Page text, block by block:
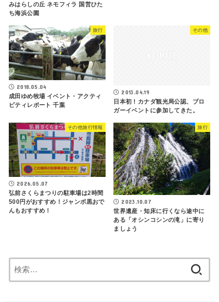
みはらしの丘 ネモフィラ 国営ひた
ち海浜公園
旅行
2018.05.04
成田ゆめ牧場 イベント・アクティ
ビティレポート 千葉
その他
2013.04.19
日本初！カナダ観光局公認、ブロ
ガーイベントに参加してきた。
その他旅行情報
2026.05.07
弘前さくらまつりの駐車場は2時間
500円がおすすめ！ジャンボ黒おで
んもおすすめ！
旅行
2023.10.07
世界遺産・知床に行くなら途中に
ある「オシンコシンの滝」に寄り
ましょう
索: